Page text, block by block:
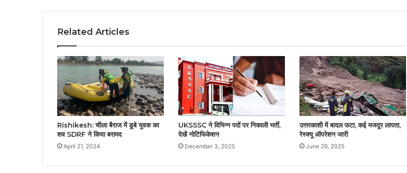
Related Articles
Rishikesh: चीला बैराज में डूबे युवक का
शव SDRF ने किया बरामद
April 21, 2024
UKSSSC ने विभिन्न पदों पर निकाली भर्ती,
देखें नोटिफिकेशन
December 3, 2025
उत्तरकाशी में बादल फटा, कई मजदूर लापता,
रेस्क्यू ऑपरेशन जारी
June 29, 2025